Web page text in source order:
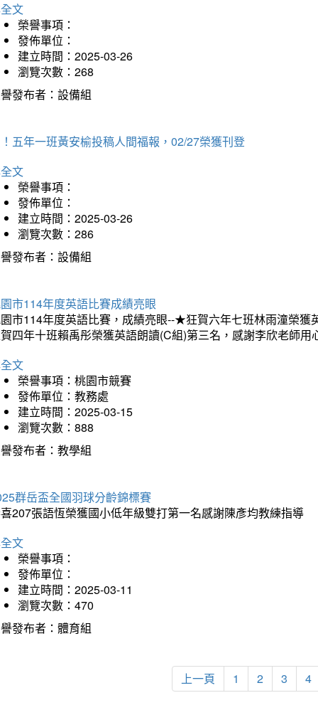
文
榮譽事項：
發佈單位：
建立時間：2025-03-26
瀏覽次數：268
發布者：設備組
五年一班黃安榆投稿人間福報，02/27榮獲刊登
文
榮譽事項：
發佈單位：
建立時間：2025-03-26
瀏覽次數：286
發布者：設備組
市114年度英語比賽成績亮眼
市114年度英語比賽，成績亮眼--★狂賀六年七班林雨潼榮
四年十班賴禹彤榮獲英語朗讀(C組)第三名，感謝李欣老師
文
榮譽事項：桃園市競賽
發佈單位：教務處
建立時間：2025-03-15
瀏覽次數：888
發布者：教學組
群岳盃全國羽球分齡錦標賽
207張語恆榮獲國小低年級雙打第一名感謝陳彥均教練指導
文
榮譽事項：
發佈單位：
建立時間：2025-03-11
瀏覽次數：470
發布者：體育組
上一頁 1 2 3 4